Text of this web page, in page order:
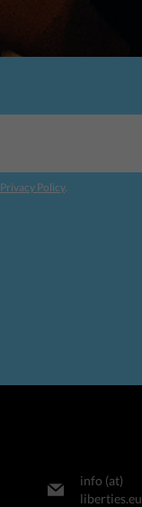
Privacy Policy.
info (at)
liberties.eu